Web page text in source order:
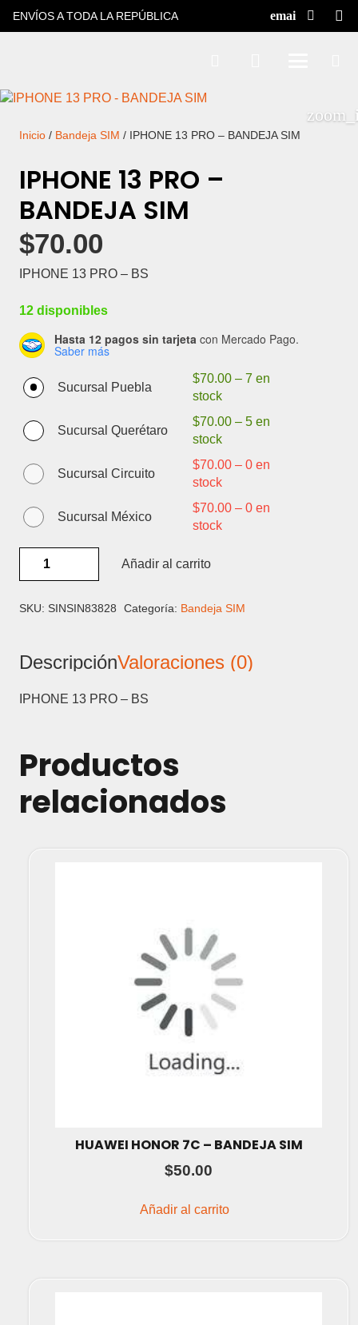
ENVÍOS A TODA LA REPÚBLICA
Inicio / Bandeja SIM / IPHONE 13 PRO – BANDEJA SIM
IPHONE 13 PRO –
BANDEJA SIM
$70.00
IPHONE 13 PRO – BS
12 disponibles
Hasta 12 pagos sin tarjeta con Mercado Pago.
Saber más
Sucursal Puebla
$70.00 –7 en
stock
Sucursal Querétaro
$70.00 –5 en
stock
Sucursal Circuito
$70.00 –0 en
stock
Sucursal México
$70.00 –0 en
stock
-
cantidad
Añadir al carrito
SKU: SINSIN83828 Categoría: Bandeja SIM
DescripciónValoraciones (0)
IPHONE 13 PRO – BS
Productos
relacionados
HUAWEI HONOR 7C – BANDEJA SIM
$50.00
Añadir al carrito